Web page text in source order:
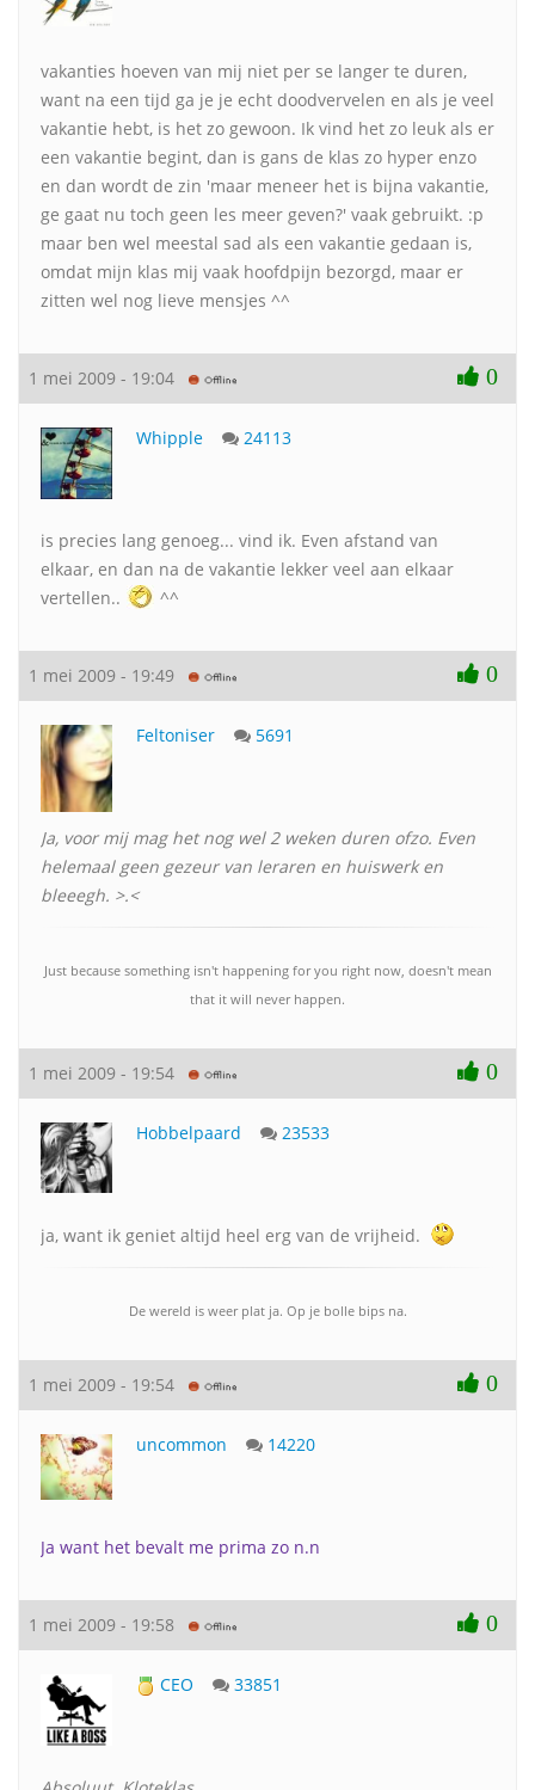
vakanties hoeven van mij niet per se langer te duren,
want na een tijd ga je je echt doodvervelen en als je veel
vakantie hebt, is het zo gewoon. Ik vind het zo leuk als er
een vakantie begint, dan is gans de klas zo hyper enzo
en dan wordt de zin 'maar meneer het is bijna vakantie,
ge gaat nu toch geen les meer geven?' vaak gebruikt. :p
maar ben wel meestal sad als een vakantie gedaan is,
omdat mijn klas mij vaak hoofdpijn bezorgd, maar er
zitten wel nog lieve mensjes ^^
1 mei 2009 - 19:04 0
Whipple 24113
is precies lang genoeg... vind ik. Even afstand van
elkaar, en dan na de vakantie lekker veel aan elkaar
vertellen..
^^
1 mei 2009 - 19:49 0
Feltoniser 5691
Ja, voor mij mag het nog wel 2 weken duren ofzo. Even
helemaal geen gezeur van leraren en huiswerk en
bleeegh. >.<
Just because something isn't happening for you right now, doesn't mean
that it will never happen.
1 mei 2009 - 19:54 0
Hobbelpaard 23533
ja, want ik geniet altijd heel erg van de vrijheid.
De wereld is weer plat ja. Op je bolle bips na.
1 mei 2009 - 19:54 0
uncommon 14220
Ja want het bevalt me prima zo n.n
1 mei 2009 - 19:58 0
CEO 33851